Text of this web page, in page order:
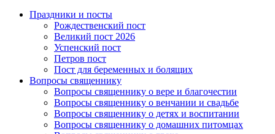
Праздники и посты
Рождественский пост
Великий пост 2026
Успенский пост
Петров пост
Пост для беременных и болящих
Вопросы священнику
Вопросы священнику о вере и благочестии
Вопросы священнику о венчании и свадьбе
Вопросы священнику о детях и воспитании
Вопросы священнику о домашних питомцах